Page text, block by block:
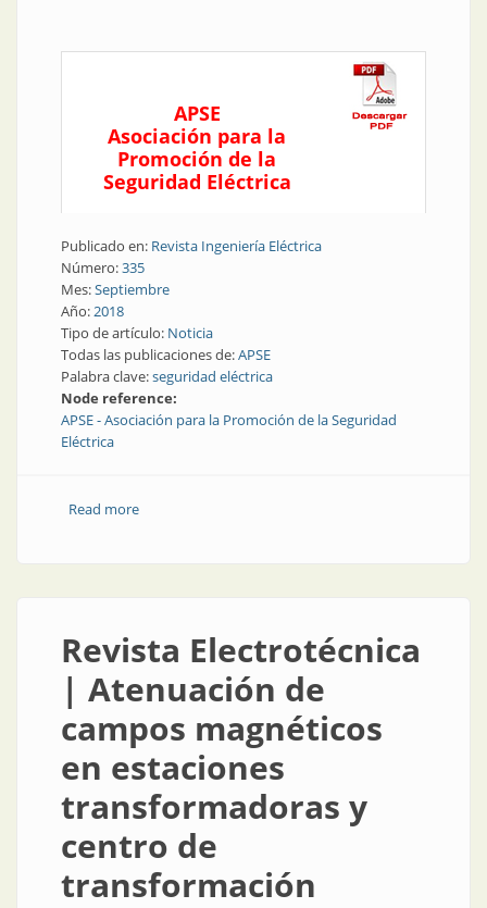
APSE
Asociación para la
Promoción de la
Seguridad Eléctrica
Publicado en: Revista Ingeniería Eléctrica
Número:335
Mes:Septiembre
Año:2018
Tipo de artículo: Noticia
Todas las publicaciones de:APSE
Palabra clave:seguridad eléctrica
Node reference:
APSE - Asociación para la Promoción de la Seguridad
Eléctrica
Read moreabout Entidades representativas | APSE refuerza su
Revista Electrotécnica
| Atenuación de
campos magnéticos
en estaciones
transformadoras y
centro de
transformación